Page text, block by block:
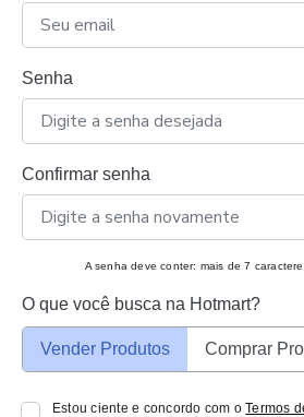
Senha
Confirmar senha
A senha deve conter: mais de 7
O que você busca na Hotmart?
Vender Produtos Comprar
Estou ciente e concordo com oTermos